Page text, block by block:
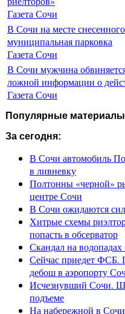
Газета Сочи
В Сочи на месте
муниципальная парковка
Газета Сочи
В Сочи мужчина
ложной информации о
Газета Сочи
Популярные материалы
За сегодня:
В Сочи автомобиль
в ливневку
Полтонны «черной»
центре Сочи
В Сочи ожидаются
Хитрые схемы
попасть в обсерватор
Скандал на
Сейчас приедет ФСБ.
дебош в аэропорту
Исчезнувший Сочи.
подъеме
На набережной в